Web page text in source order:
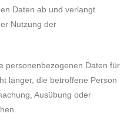
Daten ab und verlangt
Nutzung der
personenbezogenen Daten für
länger, die betroffene Person
Ausübung oder